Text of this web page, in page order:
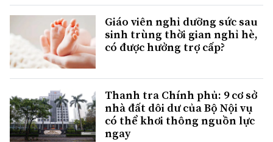
Giáo viên nghỉ dưỡng sức sau
sinh trùng thời gian nghỉ hè,
có được hưởng trợ cấp?
Thanh tra Chính phủ: 9 cơ sở
nhà đất dôi dư của Bộ Nội vụ
có thể khơi thông nguồn lực
ngay